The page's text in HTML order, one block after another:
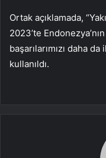
Ortak açıklamada,
2023’te
başarılarımızı daha
kullanıldı.